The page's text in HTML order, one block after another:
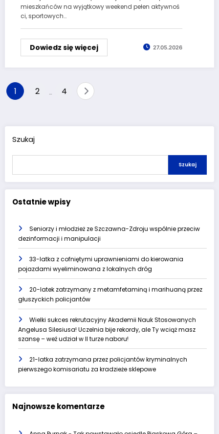
mieszkańców na wyjątkowy weekend pełen aktywnoś
ci, sportowych…
Dowiedz się więcej 27.05.2026
Stronicowanie
1 2 4
Szukaj
Szukaj
Ostatnie wpisy
Seniorzy i młodzież ze Szczawna-Zdroju wspólnie przeciw
dezinformacji i manipulacji
33-latka z cofniętymi uprawnieniami do kierowania
pojazdami wyeliminowana z lokalnych dróg
20-latek zatrzymany z metamfetaminą i marihuaną przez
głuszyckich policjantów
Wielki sukces rekrutacyjny Akademii Nauk Stosowanych
Angelusa Silesiusa! Uczelnia bije rekordy, ale Ty wciąż masz
szansę – weź udział w II turze naboru!
21-latka zatrzymana przez policjantów kryminalnych
pierwszego komisariatu za kradzieże sklepowe
Najnowsze komentarze